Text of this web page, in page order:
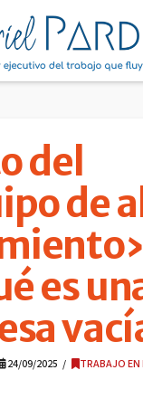
del
de
es
24/09/2025 TRABAJO EN